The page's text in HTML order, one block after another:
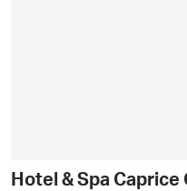
Hotel & Spa Caprice